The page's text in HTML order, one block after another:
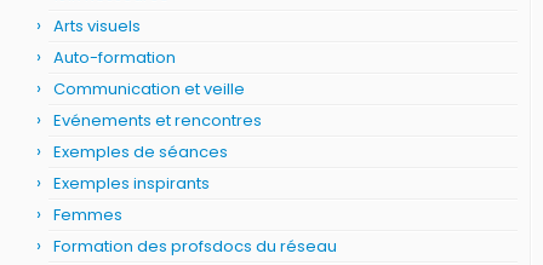
Arts visuels
Auto-formation
Communication et veille
Evénements et rencontres
Exemples de séances
Exemples inspirants
Femmes
Formation des profsdocs du réseau